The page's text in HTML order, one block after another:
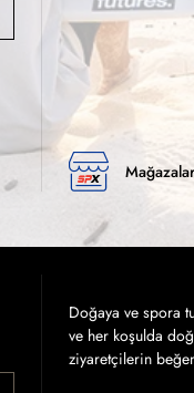
Doğaya ve spora
ve her koşulda
ziyaretçilerin